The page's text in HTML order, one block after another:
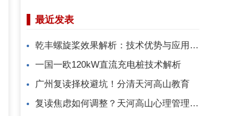
最近发表
乾丰螺旋桨效果解析：技术优势与应用价值
一国一欧120kW直流充电桩技术解析
广州复读择校避坑！分清天河高山教育
复读焦虑如何调整？天河高山心理管理方案